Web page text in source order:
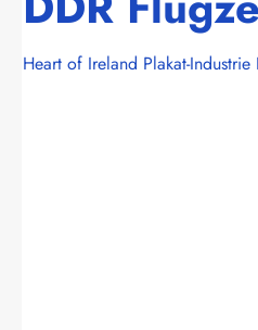
Heart of Ireland Plakat-Industrie